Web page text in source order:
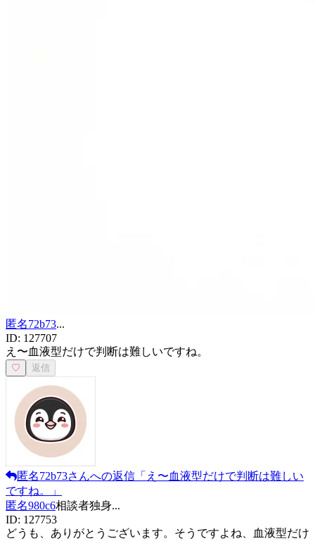
匿名72b73...
ID: 127707
え〜血液型だけで判断は難しいですね。
♡ 返信
匿名72b73さんへの返信 「 え〜血液型だけで判断は難しい
ですね。
」
匿名980c6相談者独身...
ID: 127753
どうも、ありがとうございます。そうですよね、血液型だけ